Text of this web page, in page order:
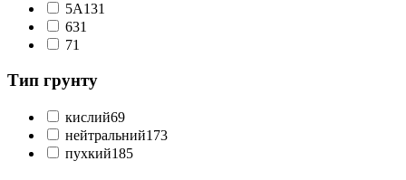
5А131
631
71
Тип грунту
кислий69
нейтральний173
пухкий185